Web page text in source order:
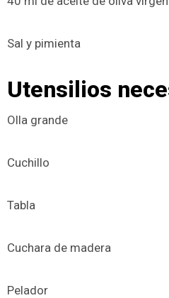
Sal y pimienta
Utensilios
Olla grande
Cuchillo
Tabla
Cuchara de madera
Pelador